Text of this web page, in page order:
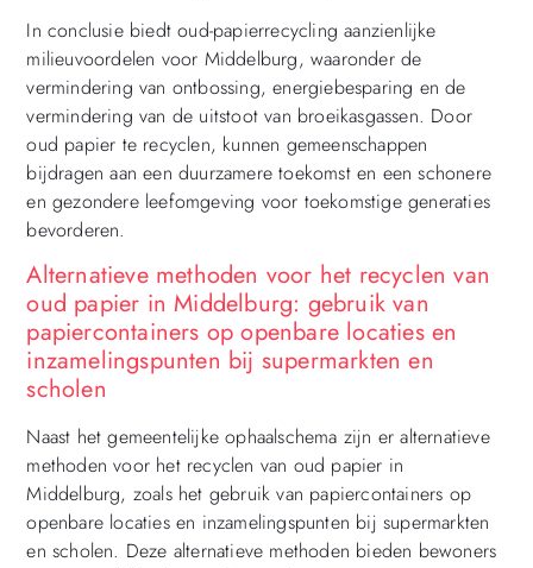
In conclusie biedt oud-papierrecycling aanzienlijke
milieuvoordelen voor Middelburg, waaronder de
vermindering van ontbossing, energiebesparing en de
vermindering van de uitstoot van broeikasgassen. Door
oud papier te recyclen, kunnen gemeenschappen
bijdragen aan een duurzamere toekomst en een schonere
en gezondere leefomgeving voor toekomstige generaties
bevorderen.
Alternatieve methoden voor het recyclen van
oud papier in Middelburg: gebruik van
papiercontainers op openbare locaties en
inzamelingspunten bij supermarkten en
scholen
Naast het gemeentelijke ophaalschema zijn er alternatieve
methoden voor het recyclen van oud papier in
Middelburg, zoals het gebruik van papiercontainers op
openbare locaties en inzamelingspunten bij supermarkten
en scholen. Deze alternatieve methoden bieden bewoners